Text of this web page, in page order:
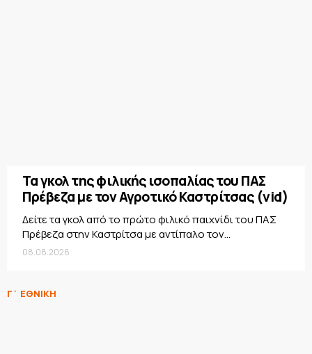
Τα γκολ της φιλικής ισοπαλίας του ΠΑΣ
Πρέβεζα με τον Αγροτικό Καστρίτσας (vid)
Δείτε τα γκολ από το πρώτο φιλικό παιχνίδι του ΠΑΣ
Πρέβεζα στην Καστρίτσα με αντίπαλο τον...
08.08.2026
Γ΄ ΕΘΝΙΚΗ